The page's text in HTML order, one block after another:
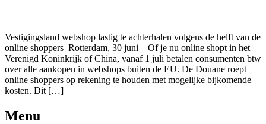
Vestigingsland webshop lastig te achterhalen volgens de helft van de
online shoppers Rotterdam, 30 juni – Of je nu online shopt in het
Verenigd Koninkrijk of China, vanaf 1 juli betalen consumenten btw
over alle aankopen in webshops buiten de EU. De Douane roept
online shoppers op rekening te houden met mogelijke bijkomende
kosten. Dit […]
Menu